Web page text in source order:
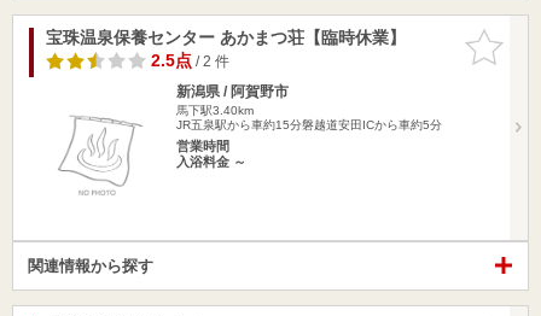
お気に入
りに追加
宝珠温泉保養センター あかまつ荘【臨時休業】
2.5点/ 2 件
新潟県 / 阿賀野市
馬下駅3.40km
JR五泉駅から車約15分磐越道安田ICから車約5分
営業時間
入浴料金 ～
関連情報から探す